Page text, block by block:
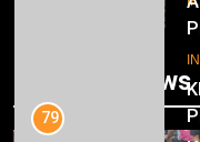
Trending News
79